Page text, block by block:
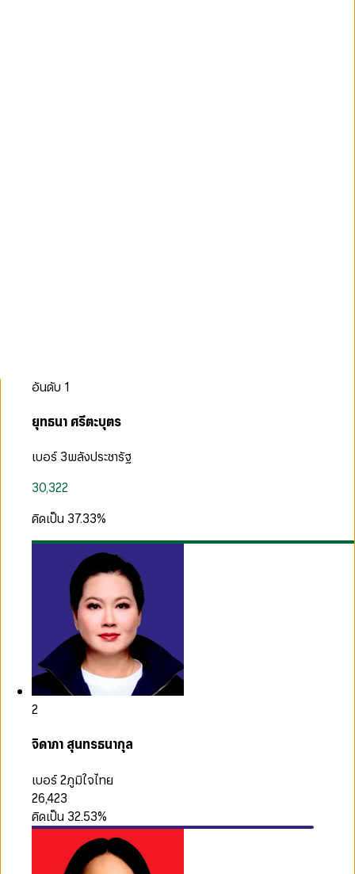
อันดับ 1
ยุทธนา ศรีตะบุตร
เบอร์ 3พลังประชารัฐ
30,322
คิดเป็น 37.33%
2
จิดาภา สุนทรธนากุล
เบอร์ 2ภูมิใจไทย
26,423
คิดเป็น 32.53%